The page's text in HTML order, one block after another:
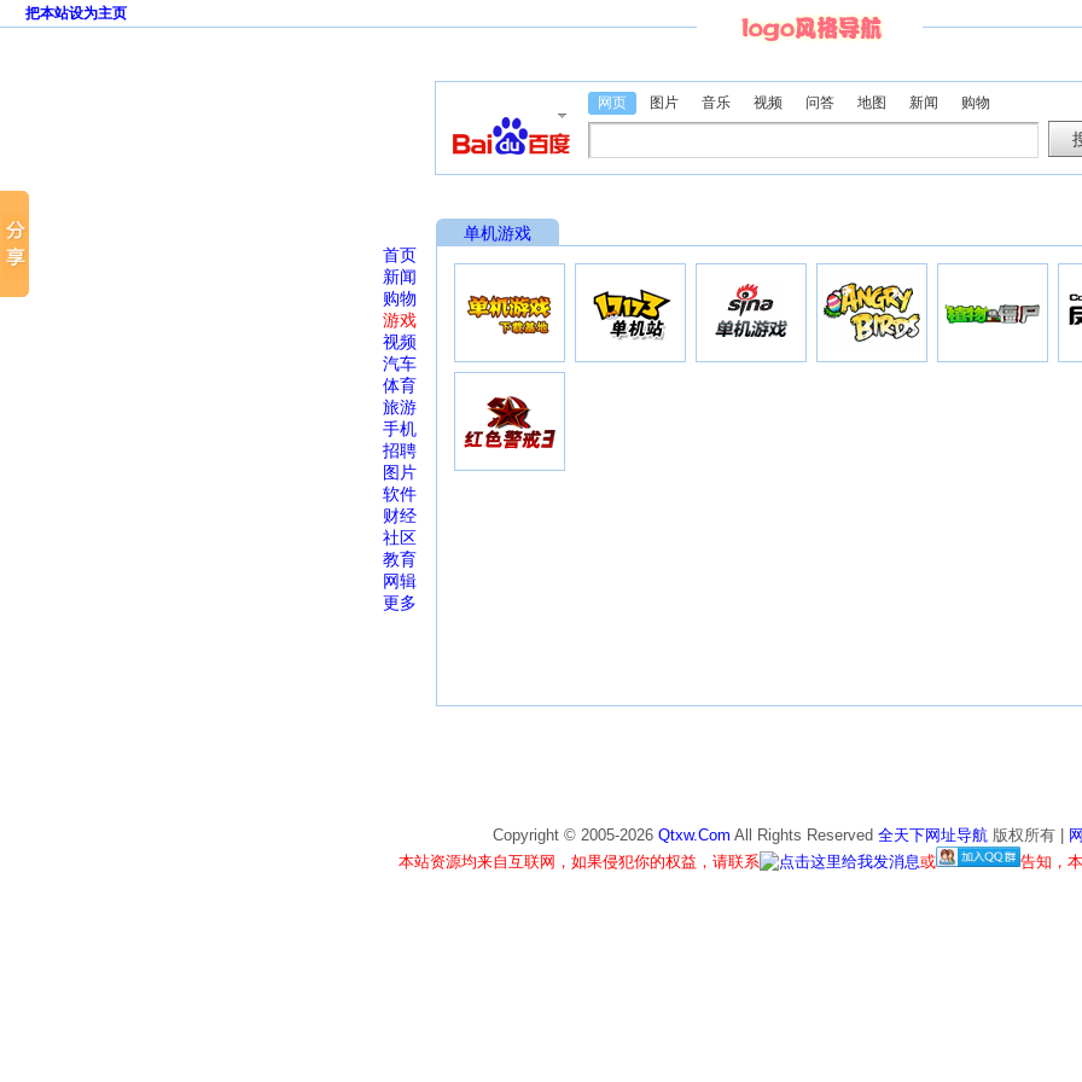
把本站设为主页
网页 图片 音乐 视频 问答 地图 新闻 购物
单机游戏
首页
新闻
购物
游戏
视频
汽车
体育
旅游
手机
招聘
图片
软件
财经
社区
教育
网辑
更多
Copyright © 2005-2026 Qtxw.Com All Rights Reserved 全天下网址导航版权所有 |
本站资源均来自互联网，如果侵犯你的权益，请联系
或 告知，